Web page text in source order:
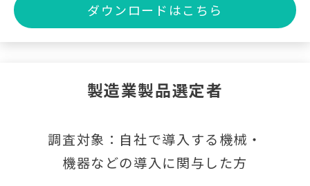
ダウンロードはこちら
製造業製品選定者
調査対象：自社で導入する機械・
機器などの導入に関与した方